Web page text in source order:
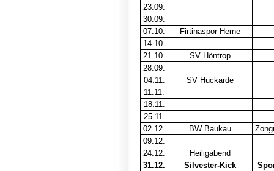
23.09.
30.09.
07.10.
Firtinaspor Herne
14.10.
21.10.
SV Höntrop
28.09.
04.11.
SV Huckarde
11.11.
18.11.
25.11.
02.12.
BW Baukau
09.12.
24.12.
Heiligabend
31.12.
Silvester-Kick